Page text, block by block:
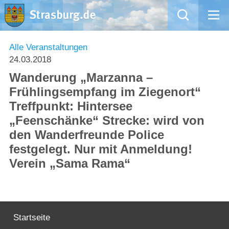
Mängelmeldung
Rathaus
Natur – Kultur – Tourismus
Wirtschaft
Alle Veranstaltungen
24.03.2018
Wanderung „Marzanna –
Frühlingsempfang im Ziegenort“
Treffpunkt: Hintersee
„Feenschänke“ Strecke: wird von
den Wanderfreunde Police
festgelegt. Nur mit Anmeldung!
Verein „Sama Rama“
Startseite